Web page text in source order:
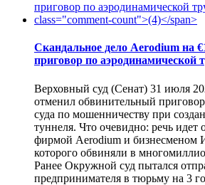
Скандальное дело Aerodium на
приговор по аэродинамической
Верховный суд (Сенат) 31 июля
отменил обвинительный
суда по мошенничеству при
туннеля. Что очевидно: речь идет
фирмой Aerodium и бизнесменом
которого обвиняли в
Ранее Окружной суд пытался
предпринимателя в тюрьму на 3